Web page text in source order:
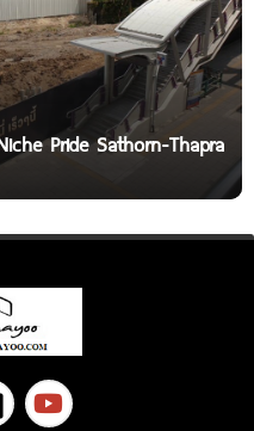
Pride Sathorn-Thapra